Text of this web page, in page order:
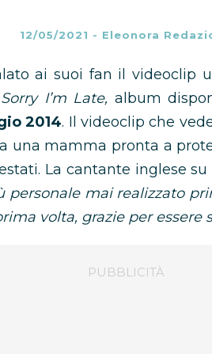
12/05/2021 - Eleonora
ai suoi fan il videoclip
Sorry I’m Late, album
2014. Il videoclip che
una mamma pronta a
La cantante inglese
personale mai realizzato
volta, grazie per essere